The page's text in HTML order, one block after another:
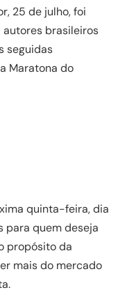
25 de julho, foi
brasileiros
seguidas
Maratona do
quinta-feira, dia
para quem deseja
propósito da
mais do mercado